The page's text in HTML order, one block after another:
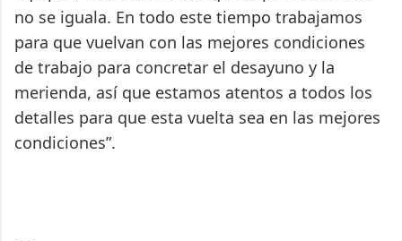
no se iguala. En todo este tiempo trabajamos
para que vuelvan con las mejores condiciones
de trabajo para concretar el desayuno y la
merienda, así que estamos atentos a todos los
detalles para que esta vuelta sea en las mejores
condiciones”.